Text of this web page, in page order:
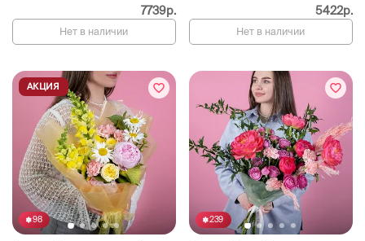
7739р.
Нет в наличии
5422р.
Нет в наличии
98
АКЦИЯ
239